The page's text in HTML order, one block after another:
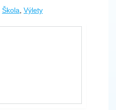
Škola Výlety